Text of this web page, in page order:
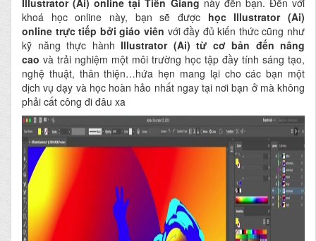
Illustrator (Ai) online tại Tiền Giang này đến bạn. Đến với
khoá học online này, bạn sẽ được học Illustrator (Ai)
online trực tiếp bởi giáo viên với đầy đủ kiến thức cũng như
kỹ năng thực hành Illustrator (Ai) từ cơ bản đến nâng
cao và trải nghiệm một môi trường học tập đầy tính sáng tạo,
nghệ thuật, thân thiện…hứa hẹn mang lại cho các bạn một
dịch vụ dạy và học hoàn hảo nhất ngay tại nơi bạn ở mà không
phải cất công đi đâu xa